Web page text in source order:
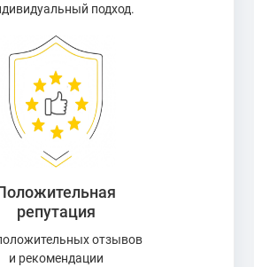
подход.
репутация
отзывов
и рекомендации